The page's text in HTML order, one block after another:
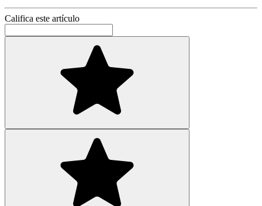
Califica este artículo